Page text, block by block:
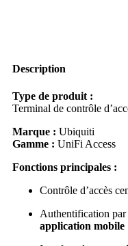
Description
Type de produit :
Terminal de contrôle
Marque : Ubiquiti
Gamme : UniFi Access
Fonctions principales :
Contrôle d’accès
Authentification par
application mobile